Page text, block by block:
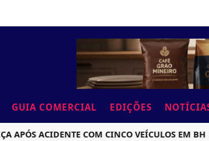
GUIA COMERCIAL EDIÇÕES
ACIDENTE COM CINCO VEÍCULOS EM BH